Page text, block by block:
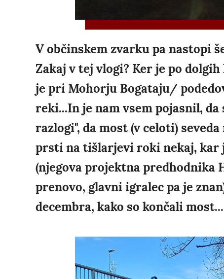
V občinskem zvarku pa nastopi
Zakaj v tej vlogi? Ker je po
je pri Mohorju Bogataju/
reki...In je nam vsem pojasnil,
razlogi", da most (v celoti)
prsti na tišlarjevi roki nekaj, kar
(njegova projektna predhodnika
prenovo, glavni igralec pa je
decembra, kako so končali most...